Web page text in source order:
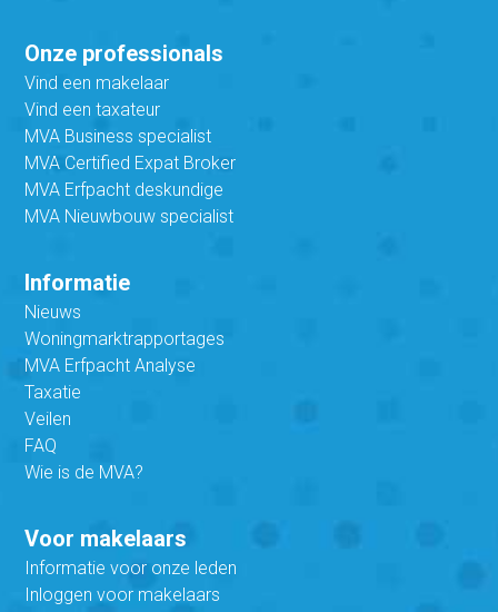
Onze professionals
Vind een makelaar
Vind een taxateur
MVA Business specialist
MVA Certified Expat Broker
MVA Erfpacht deskundige
MVA Nieuwbouw specialist
Informatie
Nieuws
Woningmarktrapportages
MVA Erfpacht Analyse
Taxatie
Veilen
FAQ
Wie is de MVA?
Voor makelaars
Informatie voor onze leden
Inloggen voor makelaars